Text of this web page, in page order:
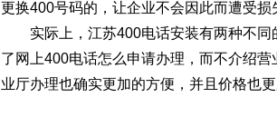
更换400号码的，让企业不会因此而遭受损
实际上，江苏400电话安装有两种不
了网上400电话怎么申请办理，而不介绍
业厅办理也确实更加的方便，并且价格也更